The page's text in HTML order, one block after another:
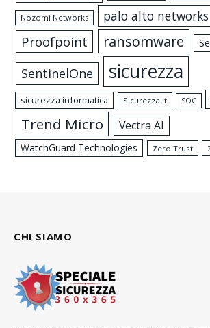
Nozomi Networks palo alto networks
Proofpoint ransomware
SentinelOne sicurezza
sicurezza informatica Sicurezza It SOC
Trend Micro Vectra AI
WatchGuard Technologies Zero Trust
CHI SIAMO